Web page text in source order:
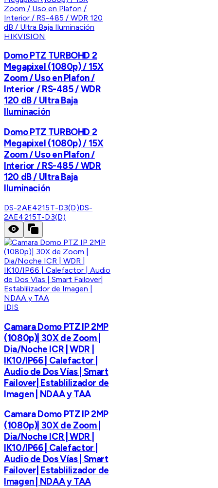
HIKVISION
Domo PTZ TURBOHD 2
Megapixel (1080p) / 15X
Zoom / Uso en Plafon /
Interior / RS-485 / WDR
120 dB / Ultra Baja
Iluminación
Domo PTZ TURBOHD 2
Megapixel (1080p) / 15X
Zoom / Uso en Plafon /
Interior / RS-485 / WDR
120 dB / Ultra Baja
Iluminación
DS-2AE4215T-D3(D)DS-
2AE4215T-D3(D)
IDIS
Camara Domo PTZ IP 2MP
(1080p)| 30X de Zoom |
Dia/Noche ICR | WDR |
IK10/IP66 | Calefactor |
Audio de Dos Vías | Smart
Failover| Establilizador de
Imagen | NDAA y TAA
Camara Domo PTZ IP 2MP
(1080p)| 30X de Zoom |
Dia/Noche ICR | WDR |
IK10/IP66 | Calefactor |
Audio de Dos Vías | Smart
Failover| Establilizador de
Imagen | NDAA y TAA